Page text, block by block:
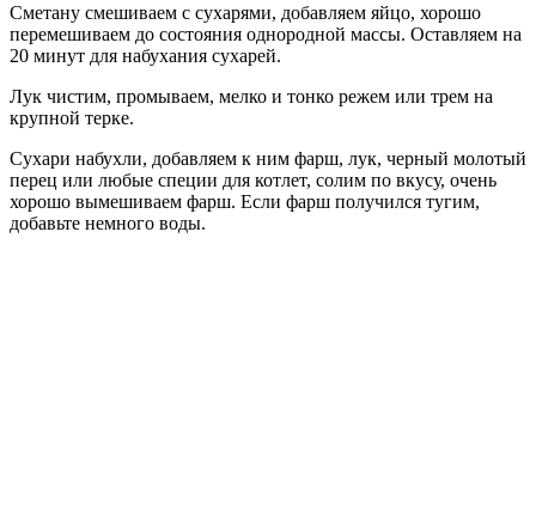
Сметану смешиваем с сухарями, добавляем яйцо, хорошо
перемешиваем до состояния однородной массы. Оставляем на
20 минут для набухания сухарей.
Лук чистим, промываем, мелко и тонко режем или трем на
крупной терке.
Сухари набухли, добавляем к ним фарш, лук, черный молотый
перец или любые специи для котлет, солим по вкусу, очень
хорошо вымешиваем фарш. Если фарш получился тугим,
добавьте немного воды.